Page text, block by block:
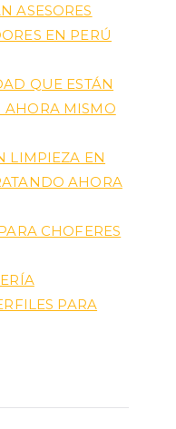
ASESORES
EN PERÚ
QUE ESTÁN
AHORA MISMO
LIMPIEZA EN
AHORA
CHOFERES
PARA